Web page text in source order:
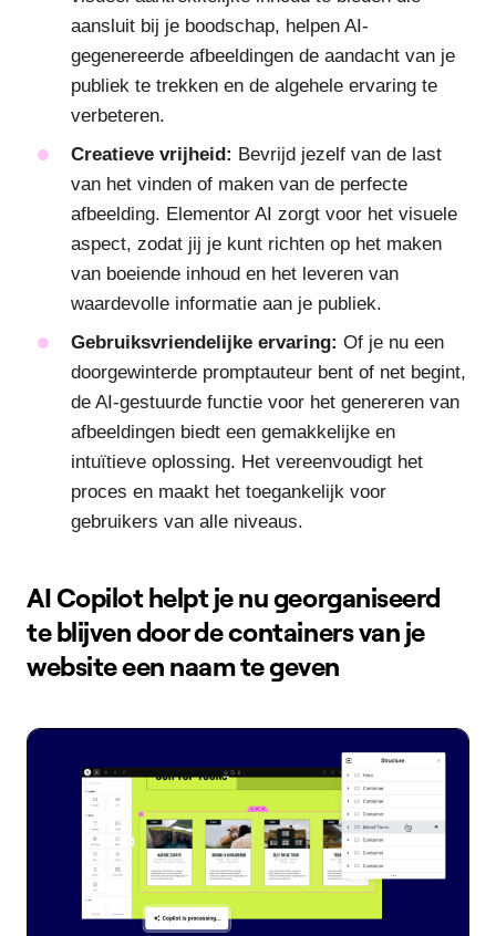
aansluit bij je boodschap, helpen AI-
gegenereerde afbeeldingen de aandacht van je
publiek te trekken en de algehele ervaring te
verbeteren.
Creatieve vrijheid: Bevrijd jezelf van de last
van het vinden of maken van de perfecte
afbeelding. Elementor AI zorgt voor het visuele
aspect, zodat jij je kunt richten op het maken
van boeiende inhoud en het leveren van
waardevolle informatie aan je publiek.
Gebruiksvriendelijke ervaring: Of je nu een
doorgewinterde promptauteur bent of net begint,
de AI-gestuurde functie voor het genereren van
afbeeldingen biedt een gemakkelijke en
intuïtieve oplossing. Het vereenvoudigt het
proces en maakt het toegankelijk voor
gebruikers van alle niveaus.
AI Copilot helpt je nu georganiseerd
te blijven door de containers van je
website een naam te geven